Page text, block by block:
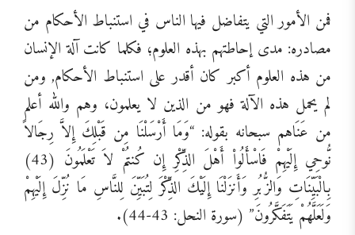
فمن الأمور التي يتفاضل فيها الناس في استنباط الأحكام من
مصادره: مدى إحاطتهم بهذه العلوم؛ فكلما كانت آلة الإنسان
من هذه العلوم أكبر كان أقدر على استنباط الأحكام, ومن
لم يحمل هذه الآلة فهو من الذين لا يعلمون، وهم والله أعلم
من عَنَاهم سبحانه بقوله: “وَمَا أَرْسَلْنَا مِن قَبْلِكَ إِلاَّ رِجَالاً
نُّوحِي إِلَيْهِمْ فَاسْأَلُواْ أَهْلَ الذِّكْرِ إِن كُنتُمْ لاَ تَعْلَمُونَ (43)
بِالْبَيِّنَاتِ وَالزُّبُرِ وَأَنزَلْنَا إِلَيْكَ الذِّكْرَ لِتُبَيِّنَ لِلنَّاسِ مَا نُزِّلَ إِلَيْهِمْ
وَلَعَلَّهُمْ يَتَفَكَّرُونَ” (سورة النحل: 43-44).